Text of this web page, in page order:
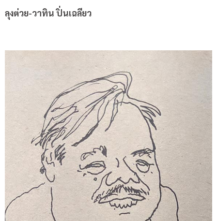
ลุงต่วย-วาทิน ปิ่นเฉลียว